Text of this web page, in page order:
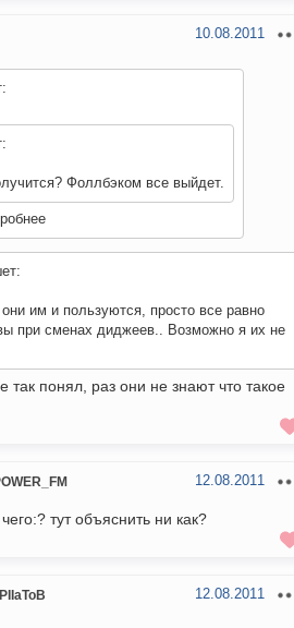
10.08.2011
Фоллбэком все выйдет.
им и пользуются, просто все равно
при сменах диджеев.. Возможно я их не
так понял, раз они не знают что такое
12.08.2011
тут объяснить ни как?
12.08.2011